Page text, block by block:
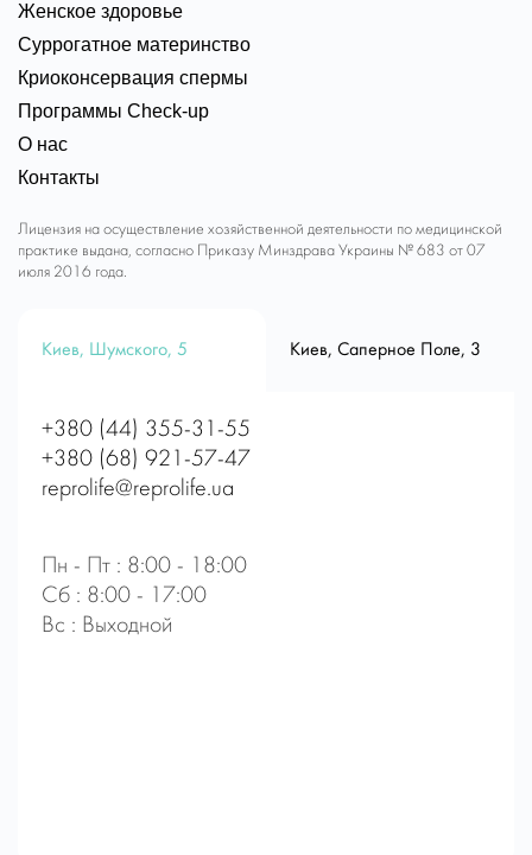
Женское здоровье
Суррогатное материнство
Криоконсервация спермы
Программы Check-up
О нас
Контакты
Лицензия на осуществление хозяйственной деятельности по медицинской
практике выдана, согласно Приказу Минздрава Украины № 683 от 07
июля 2016 года.
Киев, Шумского, 5 Киев, Саперное Поле, 3
+380 (44) 355-31-55
+380 (68) 921-57-47
reprolife@reprolife.ua
Пн - Пт : 8:00 - 18:00
Сб : 8:00 - 17:00
Вс : Выходной